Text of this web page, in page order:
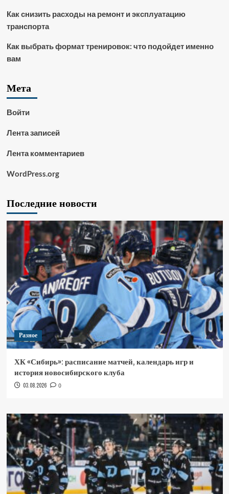
Как снизить расходы на ремонт и эксплуатацию
транспорта
Как выбрать формат тренировок: что подойдет именно
вам
Мета
Войти
Лента записей
Лента комментариев
WordPress.org
Последние новости
Разное
ХК «Сибирь»: расписание матчей, календарь игр и
история новосибирского клуба
03.08.2026 0